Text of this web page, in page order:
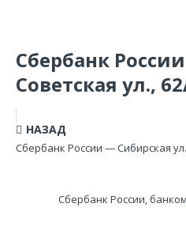
Сбербанк
Советская ул.,
НАЗАД
Сбербанк России — Сибирская
Сбербанк России,